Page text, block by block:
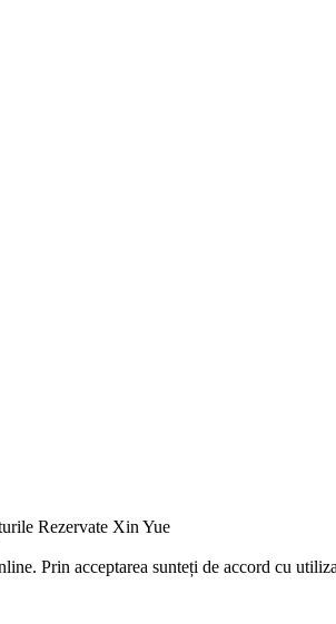
Rezervate Xin Yue
Prin acceptarea sunteți de accord cu